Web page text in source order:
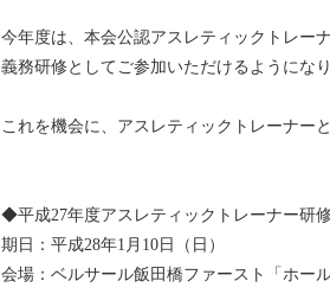
今年度は、本会公認アスレティックトレー
義務研修としてご参加いただけるようになり
これを機会に、アスレティックトレーナー
◆平成27年度アスレティックトレーナー研
期日：平成28年1月10日（日）
会場：ベルサール飯田橋ファースト「ホール